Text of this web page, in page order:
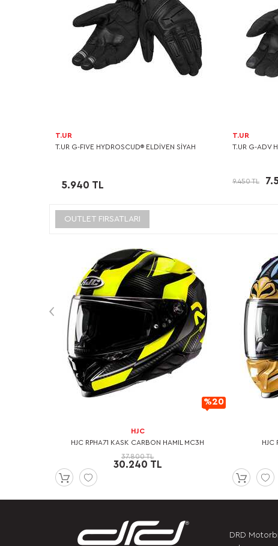
T.UR
T.UR G-FIVE HYDROSCUD® ELDİVEN SİYAH
5.940 TL
T.UR
T.UR G-ADV
9.450 TL
OUTLET FIRSATLARI
%20
İndirimli
HJC
HJC RPHA71 KASK CARBON HAMIL MC3H
37.800 TL
30.240 TL
HJC
DRD